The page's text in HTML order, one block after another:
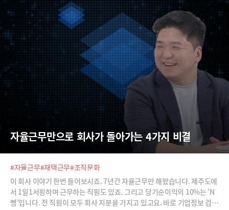
자율근무만으로 회사가 돌아가는 4가지 비결
#자율근무#재택근무#조직문화
이 회사 이야기 한번 들어보시죠. 7년간 자율근무만 해왔습니다. 제주도에
서 1일1서핑하며 근무하는 직원도 있죠. 그리고 당기순이익의 10%는 ‘N
빵’입니다. 전 직원이 모두 회사 지분을 가지고 있고요. 바로 기업정보 검색